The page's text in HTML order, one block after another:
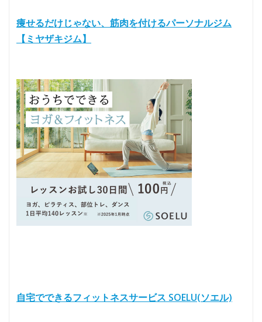
痩せるだけじゃない、筋肉を付けるパーソナルジム
【ミヤザキジム】
自宅でできるフィットネスサービス SOELU(ソエル)